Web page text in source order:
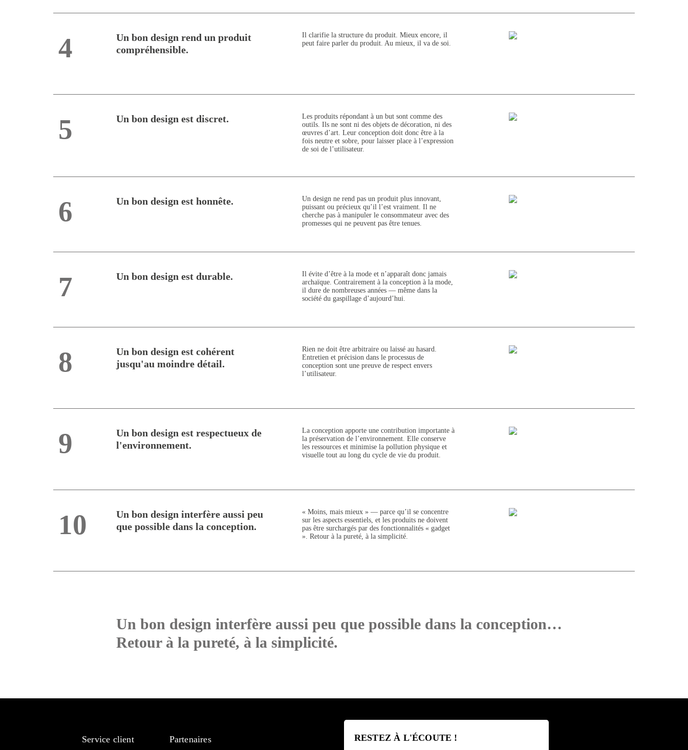
4
Un bon design rend un produit
compréhensible.
Il clarifie la structure du produit. Mieux encore, il
peut faire parler du produit. Au mieux, il va de soi.
5 Un bon design est discret.
Les produits répondant à un but sont comme des
outils. Ils ne sont ni des objets de décoration, ni des
œuvres d’art. Leur conception doit donc être à la
fois neutre et sobre, pour laisser place à l’expression
de soi de l’utilisateur.
6 Un bon design est honnête.
Un design ne rend pas un produit plus innovant,
puissant ou précieux qu’il l’est vraiment. Il ne
cherche pas à manipuler le consommateur avec des
promesses qui ne peuvent pas être tenues.
7 Un bon design est durable.
Il évite d’être à la mode et n’apparaît donc jamais
archaïque. Contrairement à la conception à la mode,
il dure de nombreuses années — même dans la
société du gaspillage d’aujourd’hui.
8
Un bon design est cohérent
jusqu'au moindre détail.
Rien ne doit être arbitraire ou laissé au hasard.
Entretien et précision dans le processus de
conception sont une preuve de respect envers
l’utilisateur.
9
Un bon design est respectueux de
l'environnement.
La conception apporte une contribution importante à
la préservation de l’environnement. Elle conserve
les ressources et minimise la pollution physique et
visuelle tout au long du cycle de vie du produit.
10
Un bon design interfère aussi peu
que possible dans la conception.
« Moins, mais mieux » — parce qu’il se concentre
sur les aspects essentiels, et les produits ne doivent
pas être surchargés par des fonctionnalités « gadget
». Retour à la pureté, à la simplicité.
Un bon design interfère aussi peu que possible dans la conception…
Retour à la pureté, à la simplicité.
Service client Partenaires RESTEZ À L'ÉCOUTE !